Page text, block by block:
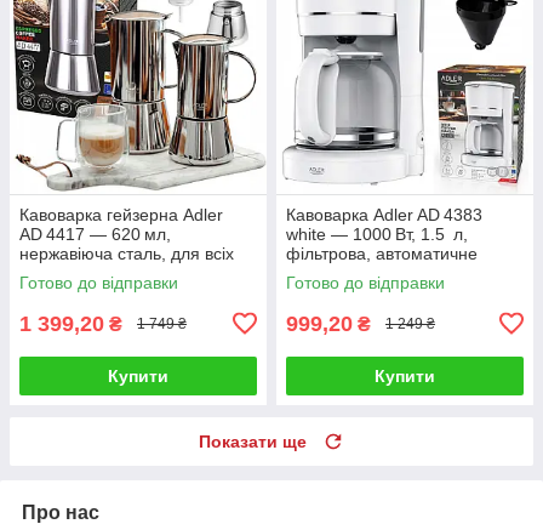
Кавоварка гейзерна Adler
AD 4417 — 620 мл,
нержавіюча сталь, для всіх
типів плит
Готово до відправки
1 399,20 ₴ 1 749 ₴
Купити
Кавоварка Adler AD 4383
white — 1000 Вт, 1.5 л,
фільтрова, автоматичне
вимкнення, чорний корпус
Готово до відправки
999,20 ₴ 1 249 ₴
Купити
Показати ще
Про нас